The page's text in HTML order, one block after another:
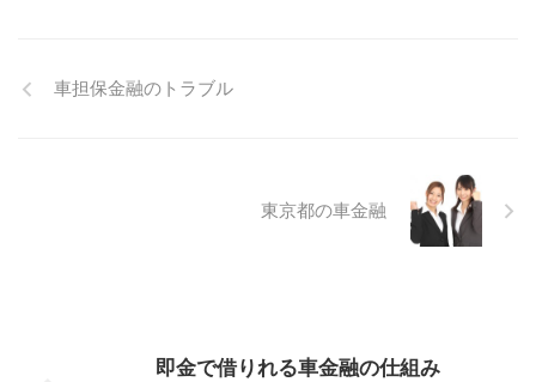
車担保金融のトラブル
東京都の車金融
即金で借りれる車金融の仕組み